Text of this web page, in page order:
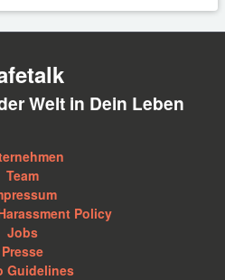
Welt in Dein Leben
Team
Policy
Jobs
Presse
Guidelines